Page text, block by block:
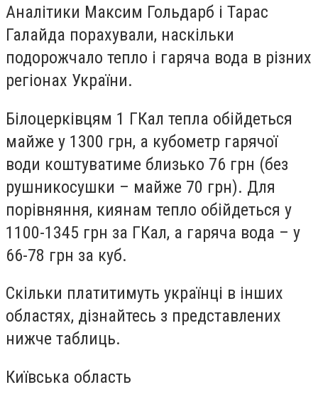
Аналітики Максим Гольдарб і Тарас
Галайда порахували, наскільки
подорожчало тепло і гаряча вода в різних
регіонах України.
Білоцерківцям 1 ГКал тепла обійдеться
майже у 1300 грн, а кубометр гарячої
води коштуватиме близько 76 грн (без
рушникосушки – майже 70 грн). Для
порівняння, киянам тепло обійдеться у
1100-1345 грн за ГКал, а гаряча вода – у
66-78 грн за куб.
Скільки платитимуть українці в інших
областях, дізнайтесь з представлених
нижче таблиць.
Київська область